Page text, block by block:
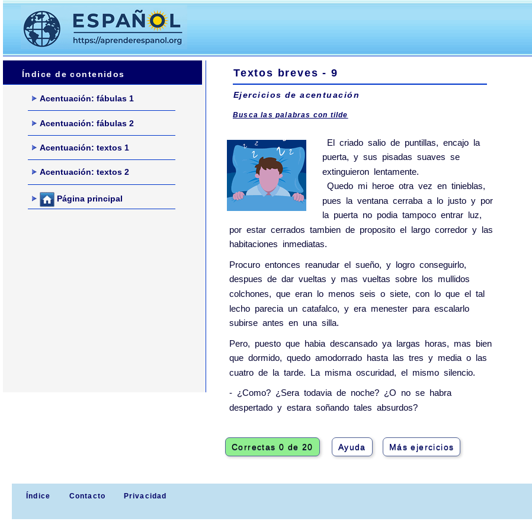
Índice de contenidos
Acentuación: fábulas 1
Acentuación: fábulas 2
Acentuación: textos 1
Acentuación: textos 2
Página principal
Textos breves - 9
Ejercicios de acentuación
Busca las palabras con tilde
El criado salio de puntillas, encajo la
puerta, y sus pisadas suaves se
extinguieron lentamente.
Quedo mi heroe otra vez en tinieblas,
pues la ventana cerraba a lo justo y por
la puerta no podia tampoco entrar luz,
por estar cerrados tambien de proposito el largo corredor y las
habitaciones inmediatas.
Procuro entonces reanudar el sueño, y logro conseguirlo,
despues de dar vueltas y mas vueltas sobre los mullidos
colchones, que eran lo menos seis o siete, con lo que el tal
lecho parecia un catafalco, y era menester para escalarlo
subirse antes en una silla.
Pero, puesto que habia descansado ya largas horas, mas bien
que dormido, quedo amodorrado hasta las tres y media o las
cuatro de la tarde. La misma oscuridad, el mismo silencio.
- ¿Como? ¿ Sera todavia de noche? ¿O no se habra
despertado y estara soñando tales absurdos?
Correctas 0 de 20 Ayuda Más ejercicios
Índice Contacto Privacidad